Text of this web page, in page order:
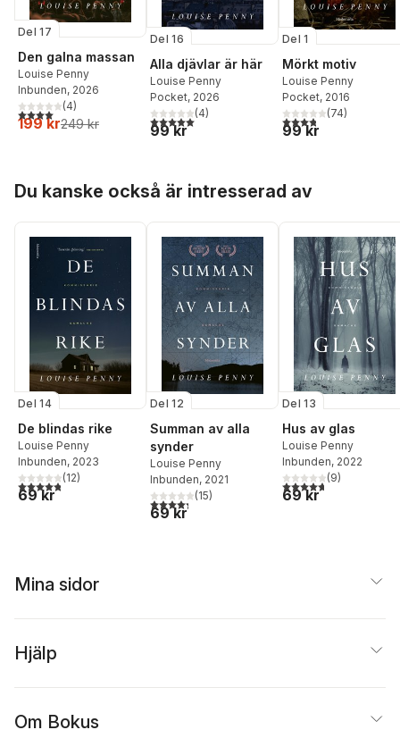
Del 17
Den galna massan
Louise Penny
Inbunden, 2026
4,0utav 5 stjärnor. Totalt antal röster:
(4)
199 kr249 kr
Del 16
Alla djävlar är här
Louise Penny
Pocket, 2026
5,0utav 5 stjärnor. Totalt antal röster:
(4)
99 kr
Del 1
Mörkt motiv
Louise Penny
Pocket, 2016
3,8utav 5 stjärnor.
(74)
99 kr
Du kanske också är intresserad av
Del 14
De blindas rike
Louise Penny
Inbunden, 2023
4,8utav 5 stjärnor. Totalt antal röster:
(12)
69 kr
Del 12
Summan av alla
synder
Louise Penny
Inbunden, 2021
4,3utav 5 stjärnor. Totalt antal röster:
(15)
69 kr
Del 13
Hus av glas
Louise Penny
Inbunden, 2022
4,7utav 5 stjärnor.
(9)
69 kr
Mina sidor
Hjälp
Om Bokus